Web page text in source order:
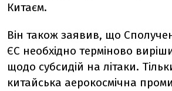
Китаєм.
Він також заявив, що
ЄС необхідно терміново
щодо субсидій на літаки.
китайська аерокосмічна